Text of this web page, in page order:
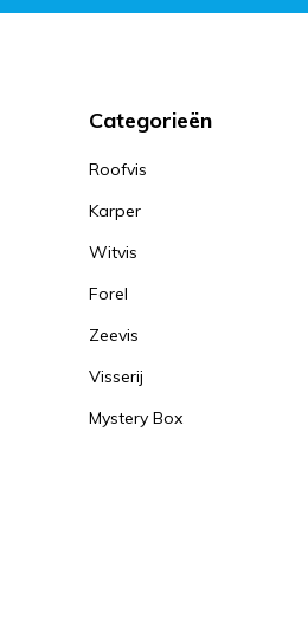
Categorieën
Roofvis
Karper
Witvis
Forel
Zeevis
Visserij
Mystery Box